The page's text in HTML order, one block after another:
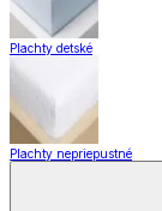
Plachty detské
Plachty nepriepustné